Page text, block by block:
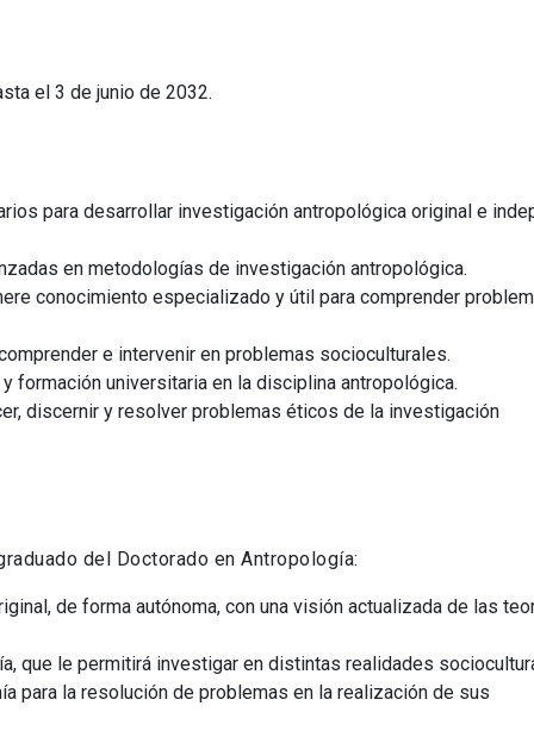
el 3 de junio de 2032.
para desarrollar investigación antropológica original e
en metodologías de investigación antropológica.
conocimiento especializado y útil para comprender
e intervenir en problemas socioculturales.
formación universitaria en la disciplina antropológica.
discernir y resolver problemas éticos de la investigación
del Doctorado en Antropología:
de forma autónoma, con una visión actualizada de las
que le permitirá investigar en distintas realidades
para la resolución de problemas en la realización de sus